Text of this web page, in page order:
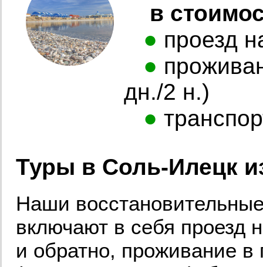
в
● проезд
●
дн./2 н.)
●
Туры в Соль-Илецк
Наши
включают в себя проезд
и обратно, проживание в